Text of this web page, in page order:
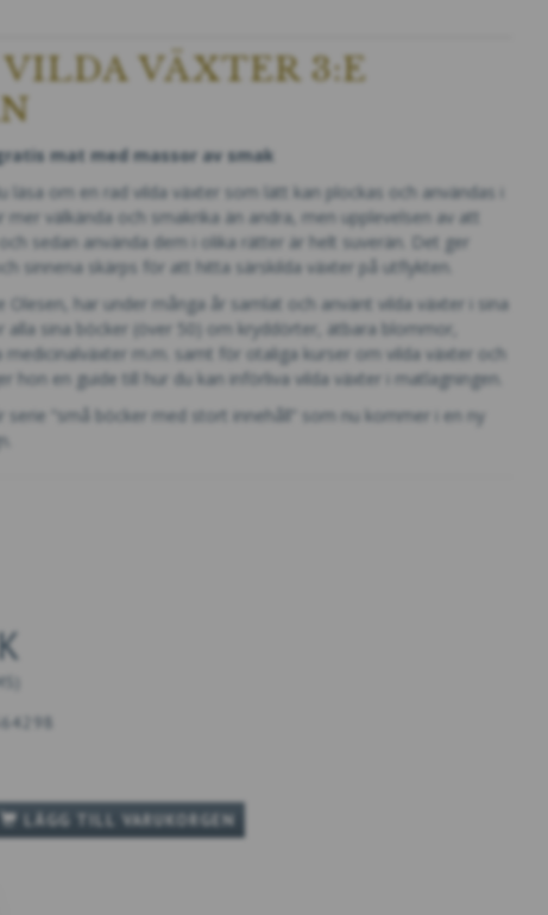
VÄXTER 3:E
mat med massor av smak
läsa om en rad vilda växter som lätt kan plockas och användas i
mer välkända och smakrika än andra, men upplevelsen av att
sedan använda dem i olika rätter är helt suverän. Det ger
sinnena skärps för att hitta särskilda växter på utflykten.
Olesen, har under många år samlat och använt vilda växter i sina
alla sina böcker (över 50) om kryddörter, ätbara blommor,
m.m. samt för otaliga kurser om vilda växter och
hon en guide till hur du kan införliva vilda växter i matlagningen.
serie ”små böcker med stort innehåll” som nu kommer i en ny
LÄGG TILL VARUKORGEN